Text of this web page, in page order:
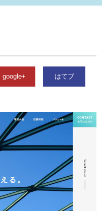
google+ はてブ